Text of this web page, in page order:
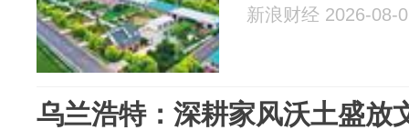
新浪财经 2026-08-
乌兰浩特：深耕家风沃土盛放